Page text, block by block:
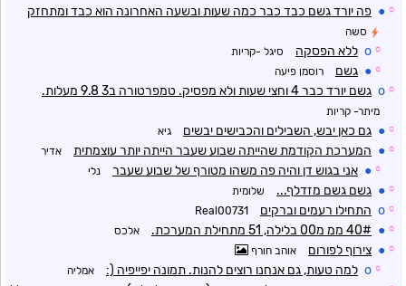
☼
● פה יורד גשם כבד כבר כמה שעות ובשעה האחרונה הוא כבד ומתחזק
סשה
☼
o ללא הפסקה סיגל -קריות
☼
● גשם רוסמן פיעה
☼
o גשם יורד כבר 4 וחצי שעות ולא מפסיק. טמפרטורה ב3 9.8 מעלות.
מיתר- קריות
☼
● גם כאן יבש, השבילים והכבישים יבשים גיא
☼
● המערכת הקודמת שהייתה שבוע שעבר הייתה יותר עוצמתית אדיר
☼
● אני בגוש דן והיה פה משהו מטורף של שבוע שעבר נלי
☼
● גשם גשם מזדלף... שלומית
☼
o התחילו רעמים וברקים Real00731
☼
● 40# ממ מ00 בלילה, 51 מתחילת המערכת. אלכס
☼
● צירוף לפורום אוהב חורף
☼
o למה טעות, גם אנחנו רוצים להנות. תמונה יפייפיה (: אמליה